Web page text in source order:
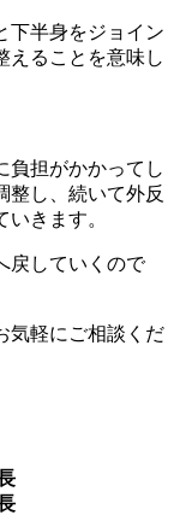
下半身をジョイン
えることを意味し
負担がかかってし
整し、続いて外反
きます。
戻していくので
気軽にご相談くだ